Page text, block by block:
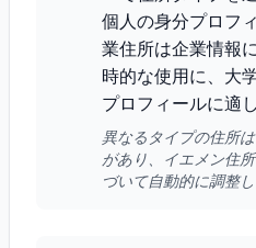
個人の身分プロフ
業住所は企業情報
時的な使用に、大
プロフィールに適
異なるタイプの住所
があり、イエメン住
づいて自動的に調整し